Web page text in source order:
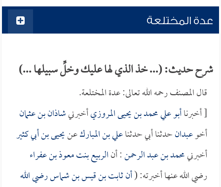
عدة المختلعة
شرح حديث: (... خذ الذي لها عليك وخلِّ سبيلها ...)
قال المصنف رحمه الله تعالى: عدة المختلعة.
[ أخبرناأبو علي محمد بن يحيى المروزيأخبرنيشاذان بن عثمان
أخوعبدانحدثنا أبي حدثناعلي بن المباركعنيحيى بن أبي كثير
أخبرنيمحمد بن عبد الرحمن: أنالربيع بنت معوذ بن عفراء
رضي الله عنها أخبرته: (أنثابت بن قيس بن شماسرضي الله